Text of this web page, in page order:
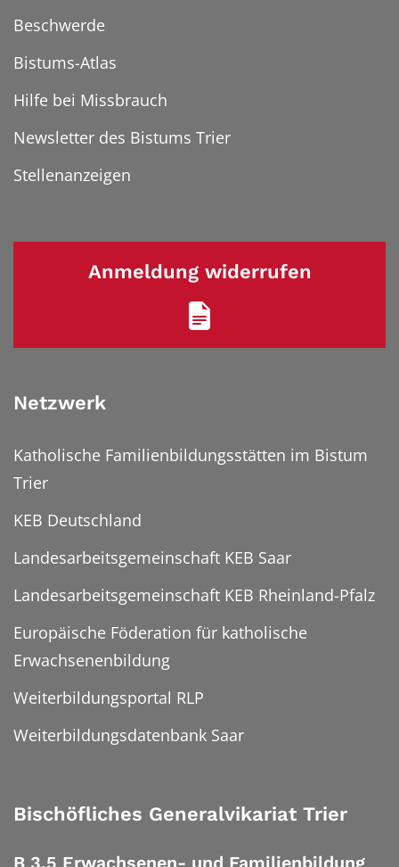
Beschwerde
Bistums-Atlas
Hilfe bei Missbrauch
Newsletter des Bistums Trier
Stellenanzeigen
Anmeldung widerrufen
Netzwerk
Katholische Familienbildungsstätten im Bistum
Trier
KEB Deutschland
Landesarbeitsgemeinschaft KEB Saar
Landesarbeitsgemeinschaft KEB Rheinland-Pfalz
Europäische Föderation für katholische
Erwachsenenbildung
Weiterbildungsportal RLP
Weiterbildungsdatenbank Saar
Bischöfliches Generalvikariat Trier